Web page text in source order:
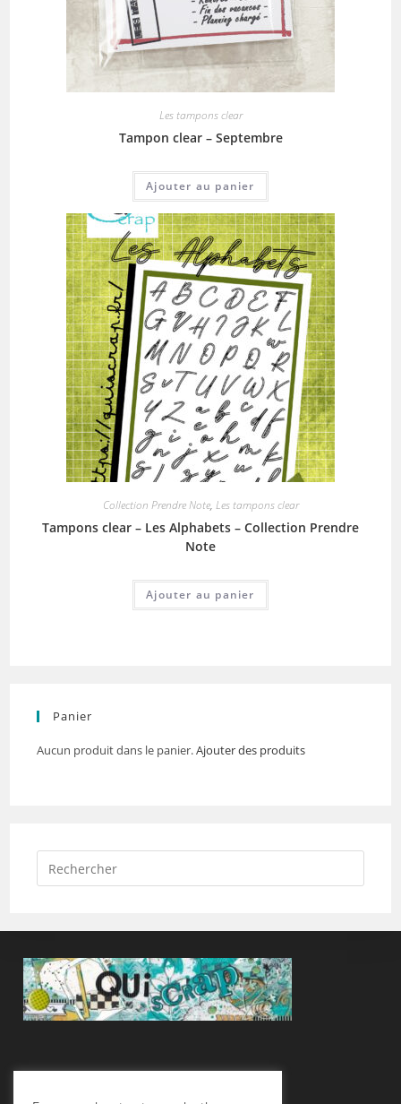
Les tampons clear
Tampon clear – Septembre
Ajouter au panier
Collection Prendre Note, Les tampons clear
Tampons clear – Les Alphabets – Collection Prendre
Note
Ajouter au panier
Panier
Aucun produit dans le panier.Ajouter des produits